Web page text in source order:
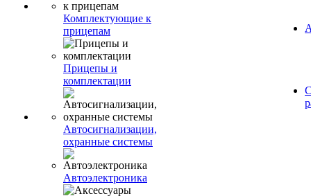
Комплектующие к
прицепам
Прицепы и
комплектации
Автосигнализации,
охранные системы
Автоэлектроника